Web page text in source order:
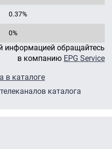
0.37%
0%
информацией обращайтесь
в компанию EPG Service
в каталоге
каталога